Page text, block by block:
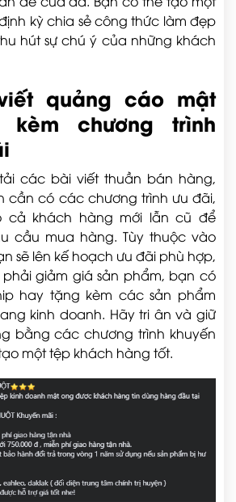
kỳ chia sẻ công thức làm đẹp
hút sự chú ý của những khách
quảng cáo mật
kèm chương trình
các bài viết thuần bán hàng,
cần có các chương trình ưu đãi,
cả khách hàng mới lẫn cũ để
cầu mua hàng. Tùy thuộc vào
sẽ lên kế hoạch ưu đãi phù hợp,
giảm giá sản phẩm, bạn có
hay tặng kèm các sản phẩm
kinh doanh. Hãy tri ân và giữ
bằng các chương trình khuyến
một tệp khách hàng tốt.